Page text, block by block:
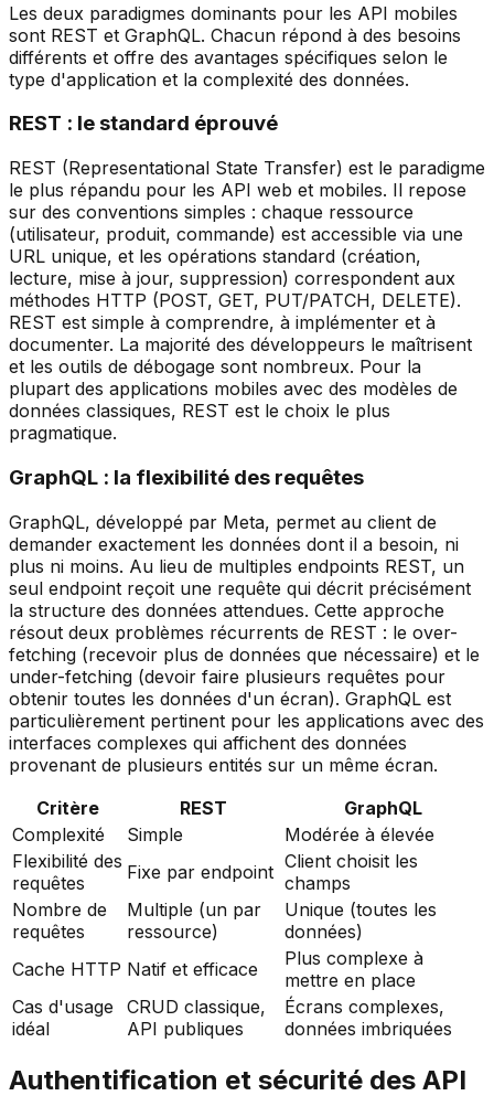
Les deux paradigmes dominants pour les API mobiles
sont REST et GraphQL. Chacun répond à des besoins
différents et offre des avantages spécifiques selon le
type d'application et la complexité des données.
REST : le standard éprouvé
REST (Representational State Transfer) est le paradigme
le plus répandu pour les API web et mobiles. Il repose
sur des conventions simples : chaque ressource
(utilisateur, produit, commande) est accessible via une
URL unique, et les opérations standard (création,
lecture, mise à jour, suppression) correspondent aux
méthodes HTTP (POST, GET, PUT/PATCH, DELETE).
REST est simple à comprendre, à implémenter et à
documenter. La majorité des développeurs le maîtrisent
et les outils de débogage sont nombreux. Pour la
plupart des applications mobiles avec des modèles de
données classiques, REST est le choix le plus
pragmatique.
GraphQL : la flexibilité des requêtes
GraphQL, développé par Meta, permet au client de
demander exactement les données dont il a besoin, ni
plus ni moins. Au lieu de multiples endpoints REST, un
seul endpoint reçoit une requête qui décrit précisément
la structure des données attendues. Cette approche
résout deux problèmes récurrents de REST : le over-
fetching (recevoir plus de données que nécessaire) et le
under-fetching (devoir faire plusieurs requêtes pour
obtenir toutes les données d'un écran). GraphQL est
particulièrement pertinent pour les applications avec des
interfaces complexes qui affichent des données
provenant de plusieurs entités sur un même écran.
Critère
REST
GraphQL
Complexité
Simple
Modérée à élevée
Flexibilité des
requêtes
Fixe par endpoint Client choisit les
champs
Nombre de
requêtes
Multiple (un par
ressource)
Unique (toutes les
données)
Cache HTTP Natif et efficace
Plus complexe à
mettre en place
Cas d'usage
idéal
CRUD classique,
API publiques
Écrans complexes,
données imbriquées
Authentification et sécurité des API